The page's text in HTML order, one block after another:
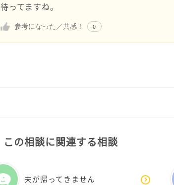
待ってますね。
参考になった／共感！ 0
この相談に関連する相談
夫が帰ってきません